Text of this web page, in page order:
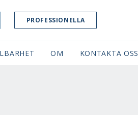
PROFESSIONELLA
OM KONTAKTA OSS